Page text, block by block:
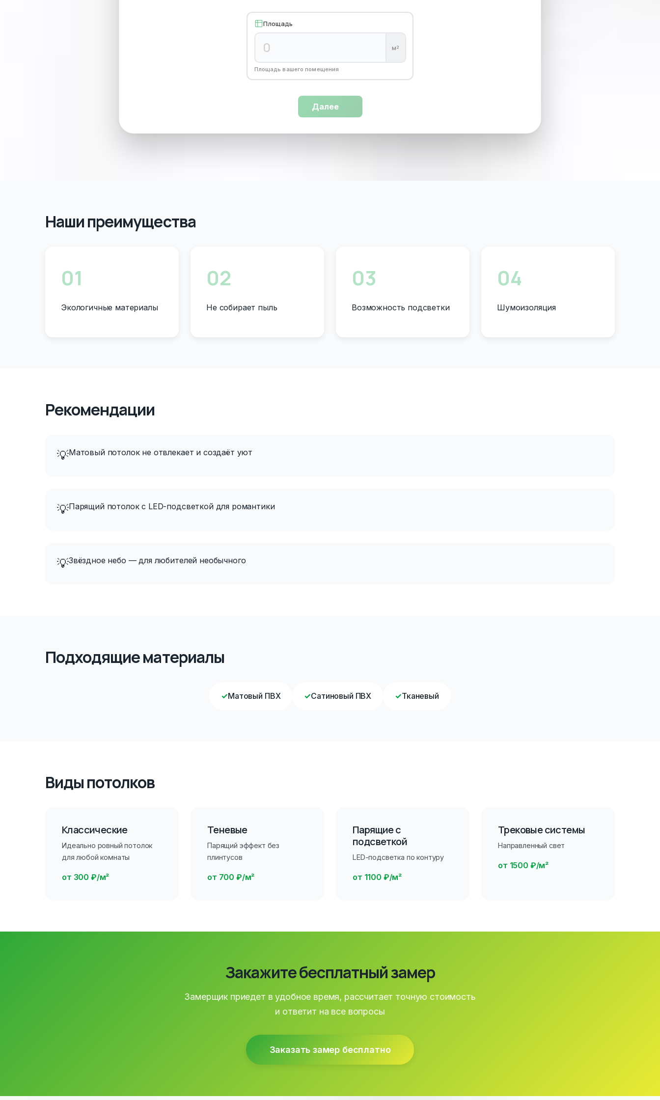
Площадь
м²
Площадь вашего помещения
Далее
Наши преимущества
01
Экологичные материалы
02
Не собирает пыль
03
Возможность подсветки
04
Шумоизоляция
Рекомендации
💡Матовый потолок не отвлекает и создаёт уют
💡Парящий потолок с LED-подсветкой для романтики
💡Звёздное небо — для любителей необычного
Подходящие материалы
✓Матовый ПВХ ✓Сатиновый ПВХ ✓Тканевый
Виды потолков
Классические
Идеально ровный потолок
для любой комнаты
от 300 ₽/м²
Теневые
Парящий эффект без
плинтусов
от 700 ₽/м²
Парящие с
подсветкой
LED-подсветка по контуру
от 1100 ₽/м²
Трековые системы
Направленный свет
от 1500 ₽/м²
Закажите бесплатный замер
Замерщик приедет в удобное время, рассчитает точную стоимость
и ответит на все вопросы
Заказать замер бесплатно